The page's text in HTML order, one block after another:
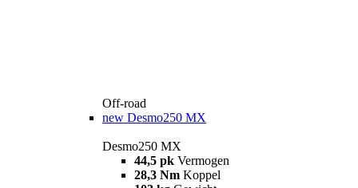
Off-road
new Desmo250 MX
Desmo250 MX
44,5 pk Vermogen
28,3 Nm Koppel